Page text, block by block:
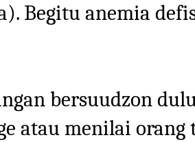
Begitu anemia
bersuudzon
atau menilai